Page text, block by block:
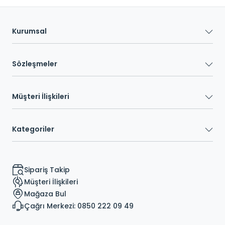
Kurumsal
Sözleşmeler
Müşteri İlişkileri
Kategoriler
Sipariş Takip
Müşteri İlişkileri
Mağaza Bul
Çağrı Merkezi: 0850 222 09 49